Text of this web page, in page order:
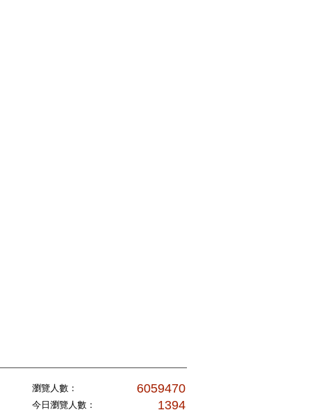
瀏覽人數：
今日瀏覽人數：
6059470
1394